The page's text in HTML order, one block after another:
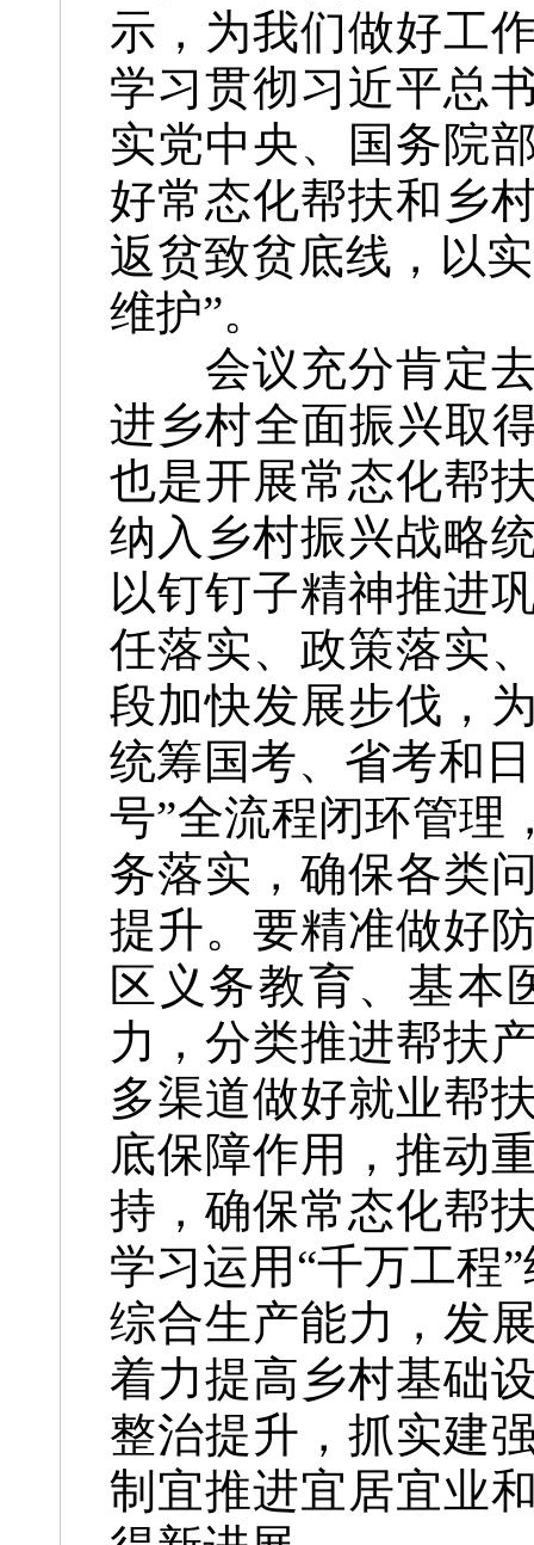
示，为我们做好工
学习贯彻习近平总
实党中央、国务院
好常态化帮扶和乡
返贫致贫底线，以
维护”。
会议充分肯定去
进乡村全面振兴取
也是开展常态化帮
纳入乡村振兴战略
以钉钉子精神推进
任落实、政策落实
段加快发展步伐，
统筹国考、省考和
号”全流程闭环管理
务落实，确保各类
提升。要精准做好
区义务教育、基本
力，分类推进帮扶
多渠道做好就业帮
底保障作用，推动
持，确保常态化帮
学习运用“千万工程
综合生产能力，发
着力提高乡村基础
整治提升，抓实建
制宜推进宜居宜业